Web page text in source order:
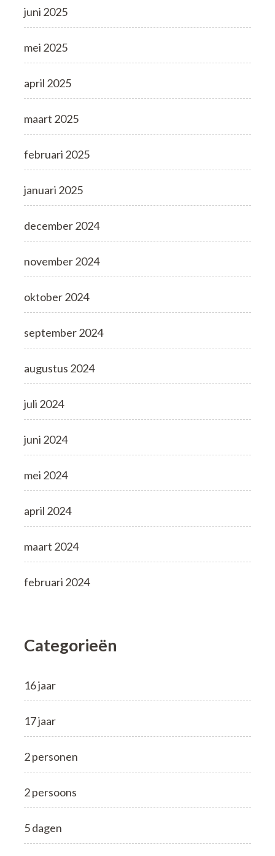
juni 2025
mei 2025
april 2025
maart 2025
februari 2025
januari 2025
december 2024
november 2024
oktober 2024
september 2024
augustus 2024
juli 2024
juni 2024
mei 2024
april 2024
maart 2024
februari 2024
Categorieën
16 jaar
17 jaar
2 personen
2 persoons
5 dagen